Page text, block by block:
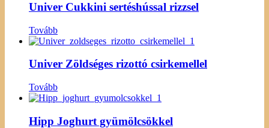
Univer Cukkini sertéshússal rizzsel
Tovább
Univer Zöldséges rizottó csirkemellel
Tovább
Hipp Joghurt gyümölcsökkel